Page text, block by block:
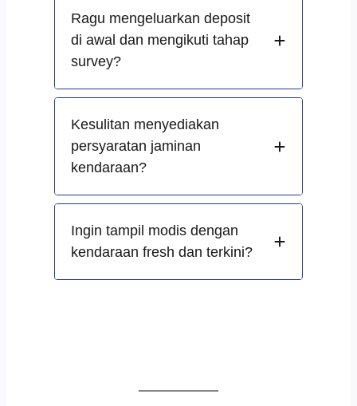
Ragu mengeluarkan deposit
di awal dan mengikuti tahap
survey?
Kesulitan menyediakan
persyaratan jaminan
kendaraan?
Ingin tampil modis dengan
kendaraan fresh dan terkini?